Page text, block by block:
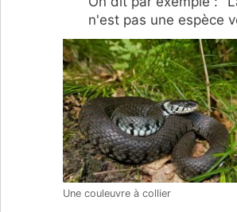
n'est pas une espèce
Une couleuvre à collier